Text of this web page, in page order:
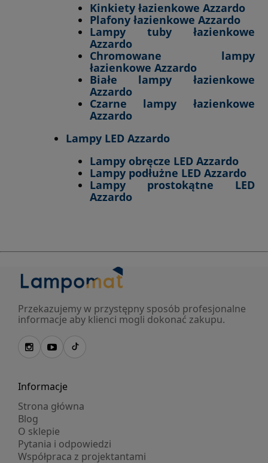
Kinkiety łazienkowe Azzardo
Plafony łazienkowe Azzardo
Lampy tuby łazienkowe
Azzardo
Chromowane lampy
łazienkowe Azzardo
Białe lampy łazienkowe
Azzardo
Czarne lampy łazienkowe
Azzardo
Lampy LED Azzardo
Lampy obręcze LED Azzardo
Lampy podłużne LED Azzardo
Lampy prostokątne LED
Azzardo
Przekazujemy w przystępny sposób profesjonalne
informacje aby klienci mogli dokonać zakupu.
Informacje
Strona główna
Blog
O sklepie
Pytania i odpowiedzi
Współpraca z projektantami